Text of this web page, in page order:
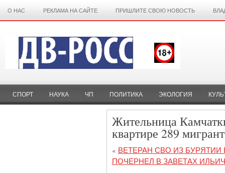
О НАС РЕКЛАМА НА САЙТЕ ПРИШЛИТЕ СВОЮ НОВОСТЬ
СПОРТ НАУКА ЧП ПОЛИТИКА ЭКОЛОГИЯ
Жительница
квартире 289
« ВЕТЕРАН СВО ИЗ
ПОЧЕРНЕЛ В ЗАВЕТАХ